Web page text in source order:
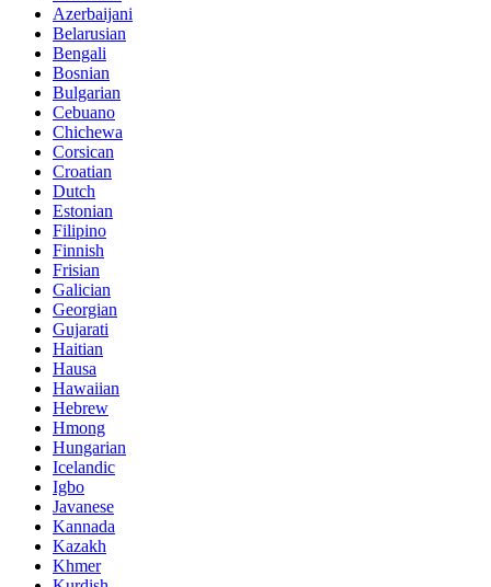
Azerbaijani
Belarusian
Bengali
Bosnian
Bulgarian
Cebuano
Chichewa
Corsican
Croatian
Dutch
Estonian
Filipino
Finnish
Frisian
Galician
Georgian
Gujarati
Haitian
Hausa
Hawaiian
Hebrew
Hmong
Hungarian
Icelandic
Igbo
Javanese
Kannada
Kazakh
Khmer